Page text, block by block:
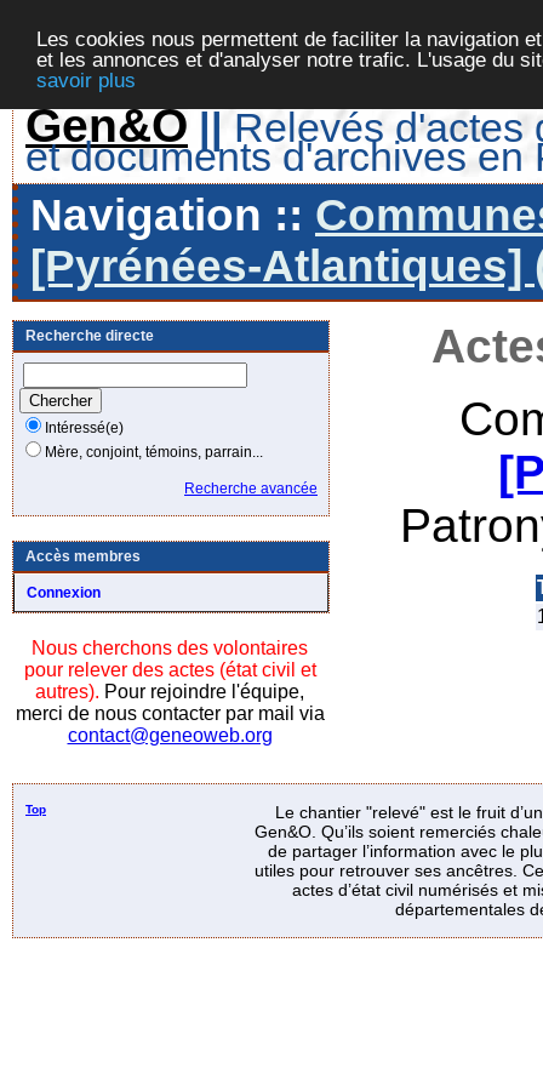
Les cookies nous permettent de faciliter la navigation
et les annonces et d'analyser notre trafic. L'usage du
savoir plus
Gen&O || Relevés d'actes
et documents d'archives en
Navigation ::
[Pyrénées-Atlantiques]
Recherche directe
Intéressé(e)
Mère, conjoint, témoins, parrain...
Recherche avancée
Accès membres
Connexion
Nous cherchons des volontaires
pour relever des actes (état civil et
autres). Pour rejoindre l'équipe,
merci de nous contacter par mail via
contact@geneoweb.org
Top
Le chantier "relevé" est le fruit
Gen&O. Qu’ils soient remerciés
de partager l’information avec le
utiles pour retrouver ses ancêtres.
actes d’état civil numérisés et
départementales